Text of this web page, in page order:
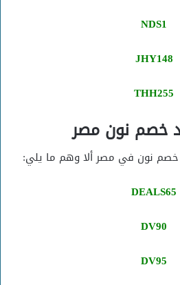
NDS1
JHY148
THH255
خصم نون مصر
نون في مصر ألا وهم ما يلي:
DEALS65
DV90
DV95